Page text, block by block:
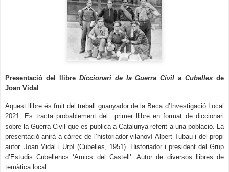
Presentació del llibre Diccionari de la Guerra Civil a Cubelles de
Joan Vidal
Aquest llibre és fruit del treball guanyador de la Beca d’Investigació Local
2021. Es tracta probablement del
primer llibre en format de diccionari
sobre la Guerra Civil que es publica a Catalunya referit a una població. La
presentació anirà a càrrec de l’historiador vilanoví Albert Tubau i del propi
autor. Joan Vidal i Urpí (Cubelles, 1951). Historiador i president del Grup
d’Estudis Cubellencs ‘Amics del Castell’. Autor de diversos llibres de
temàtica local.